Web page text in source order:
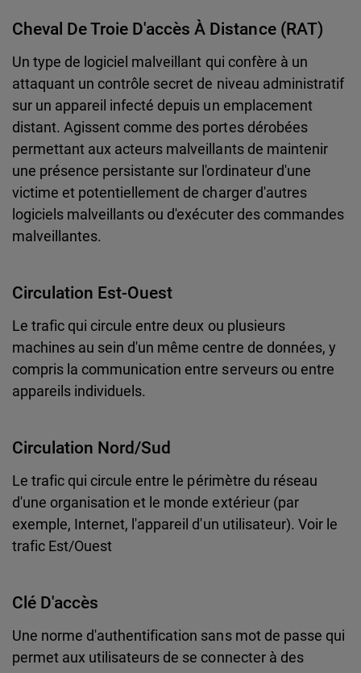
Cheval De Troie D'accès À Distance (RAT)
Un type de logiciel malveillant qui confère à un
attaquant un contrôle secret de niveau administratif
sur un appareil infecté depuis un emplacement
distant. Agissent comme des portes dérobées
permettant aux acteurs malveillants de maintenir
une présence persistante sur l'ordinateur d'une
victime et potentiellement de charger d'autres
logiciels malveillants ou d'exécuter des commandes
malveillantes.
Circulation Est-Ouest
Le trafic qui circule entre deux ou plusieurs
machines au sein d'un même centre de données, y
compris la communication entre serveurs ou entre
appareils individuels.
Circulation Nord/sud
Le trafic qui circule entre le périmètre du réseau
d'une organisation et le monde extérieur (par
exemple, Internet, l'appareil d'un utilisateur). Voir le
trafic Est/Ouest
Clé D'accès
Une norme d'authentification sans mot de passe qui
permet aux utilisateurs de se connecter à des